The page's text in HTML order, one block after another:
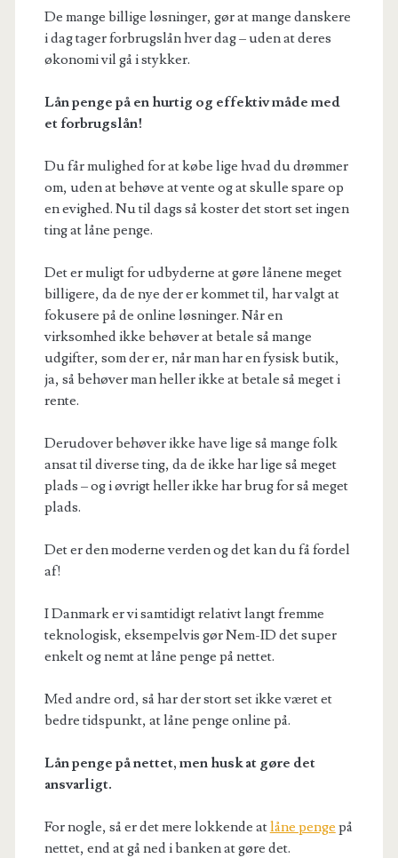
De mange billige løsninger, gør at mange danskere
i dag tager forbrugslån hver dag – uden at deres
økonomi vil gå i stykker.
Lån penge på en hurtig og effektiv måde med
et forbrugslån!
Du får mulighed for at købe lige hvad du drømmer
om, uden at behøve at vente og at skulle spare op
en evighed. Nu til dags så koster det stort set ingen
ting at låne penge.
Det er muligt for udbyderne at gøre lånene meget
billigere, da de nye der er kommet til, har valgt at
fokusere på de online løsninger. Når en
virksomhed ikke behøver at betale så mange
udgifter, som der er, når man har en fysisk butik,
ja, så behøver man heller ikke at betale så meget i
rente.
Derudover behøver ikke have lige så mange folk
ansat til diverse ting, da de ikke har lige så meget
plads – og i øvrigt heller ikke har brug for så meget
plads.
Det er den moderne verden og det kan du få fordel
af!
I Danmark er vi samtidigt relativt langt fremme
teknologisk, eksempelvis gør Nem-ID det super
enkelt og nemt at låne penge på nettet.
Med andre ord, så har der stort set ikke været et
bedre tidspunkt, at låne penge online på.
Lån penge på nettet, men husk at gøre det
ansvarligt.
For nogle, så er det mere lokkende atlåne penge på
nettet, end at gå ned i banken at gøre det.